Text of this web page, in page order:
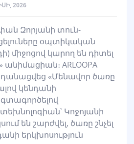
2026
Զորյանի տուն-
օպտիկական
միջոցով կարող են դիտել
ARLOOPA
«Մենավոր ծառը
կենդանի
Կոջոյանի
են շարժվել, ծառը շնչել
երկխոսություն